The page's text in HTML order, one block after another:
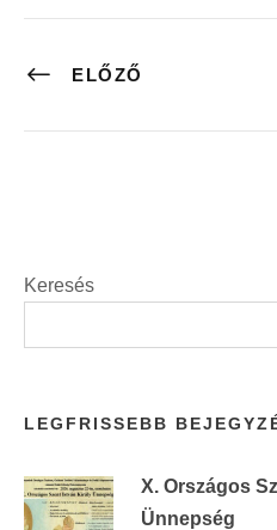
ELŐZŐ
Keresés
LEGFRISSEBB
X. Országos
Ünnepség